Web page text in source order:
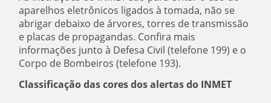
aparelhos eletrônicos ligados à tomada, não se
abrigar debaixo de árvores, torres de transmissão
e placas de propagandas. Confira mais
informações junto à Defesa Civil (telefone 199) e o
Corpo de Bombeiros (telefone 193).
Classificação das cores dos alertas do INMET